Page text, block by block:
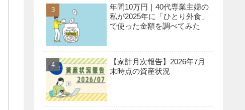
年間10万円｜40代専業主婦の
私が2025年に「ひとり外食」
で使った金額を調べてみた
【家計月次報告】2026年7月
末時点の資産状況